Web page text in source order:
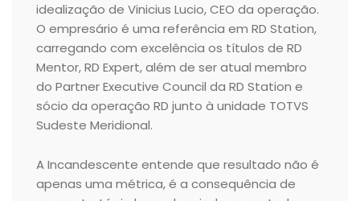
idealização de Vinicius Lucio, CEO da operação.
O empresário é uma referência em RD Station,
carregando com excelência os títulos de RD
Mentor, RD Expert, além de ser atual membro
do Partner Executive Council da RD Station e
sócio da operação RD junto à unidade TOTVS
Sudeste Meridional.
A Incandescente entende que resultado não é
apenas uma métrica, é a consequência de